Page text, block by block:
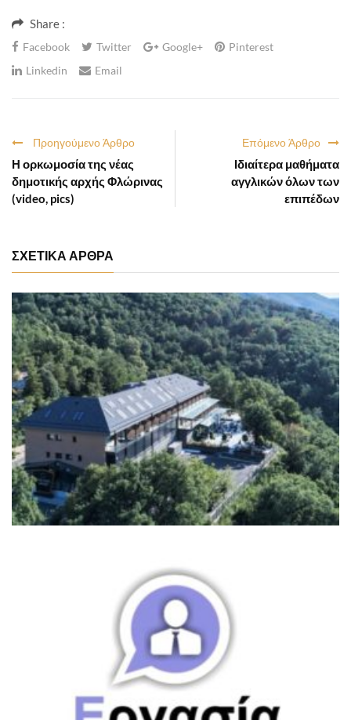
Share :
Facebook Twitter Google+
Pinterest
Linkedin
Email
Επόμενο Άρθρο
Ιδιαίτερα μαθήματα
αγγλικών όλων των
επιπέδων
Προηγούμενο Άρθρο
Η ορκωμοσία της νέας
δημοτικής αρχής Φλώρινας
(video, pics)
ΣΧΕΤΙΚΑ ΑΡΘΡΑ